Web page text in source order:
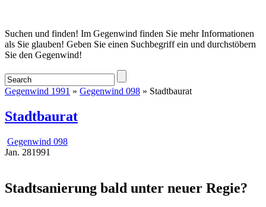
Startseite
Suchen und finden! Im Gegenwind finden Sie mehr Informationen
als Sie glauben! Geben Sie einen Suchbegriff ein und durchstöbern
Sie den Gegenwind!
Gegenwind 1991 » Gegenwind 098 » Stadtbaurat
Stadtbaurat
Gegenwind 098
Jan. 281991
Stadtsanierung bald unter neuer Regie?